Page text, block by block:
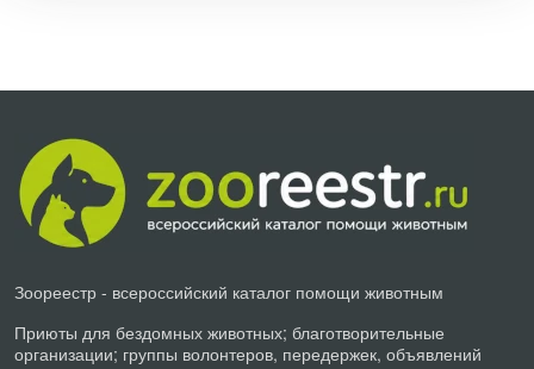
Зоореестр - всероссийский каталог помощи животным
Приюты для бездомных животных; благотворительные
организации; группы волонтеров, передержек, объявлений